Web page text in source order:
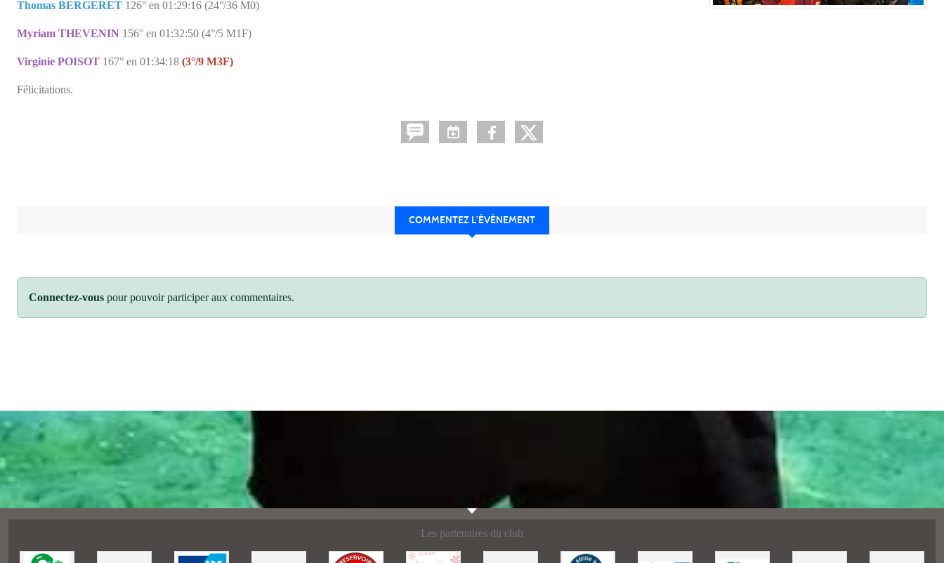
Thomas BERGERET 126° en 01:29:16 (24°/36 M0)
Myriam THEVENIN 156° en 01:32:50 (4°/5 M1F)
Virginie POISOT 167° en 01:34:18 (3°/9 M3F)
Félicitations.
COMMENTEZ L’ÉVÈNEMENT
Connectez-vous pour pouvoir participer aux commentaires.
Les partenaires du club